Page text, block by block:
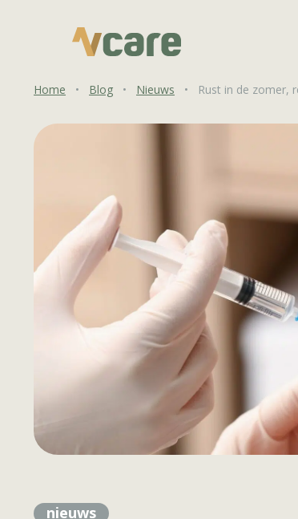
Home • Blog • Nieuws • Rust in de zomer,
nieuws